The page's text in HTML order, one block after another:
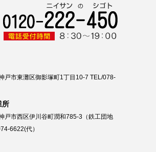
市東灘区御影塚町1丁目10-7 TEL/078-
所
市西区伊川谷町潤和785-3（鉄工団地
6622(代）